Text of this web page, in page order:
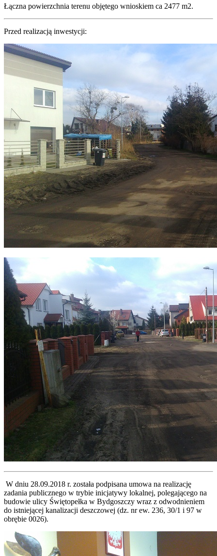
Łączna powierzchnia terenu objętego wnioskiem ca 2477 m2.
Przed realizacją inwestycji:
W dniu 28.09.2018 r. została podpisana umowa na realizację
zadania publicznego w trybie inicjatywy lokalnej, polegającego na
budowie ulicy Świętopełka w Bydgoszczy wraz z odwodnieniem
do istniejącej kanalizacji deszczowej (dz. nr ew. 236, 30/1 i 97 w
obrębie 0026).